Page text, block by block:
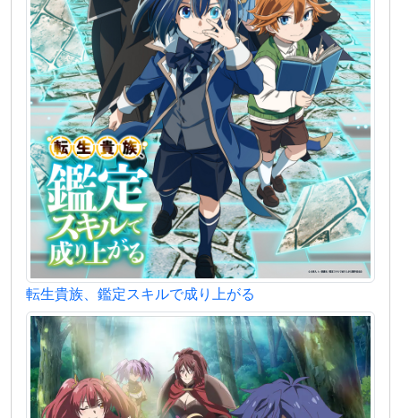
転生貴族、鑑定スキルで成り上がる